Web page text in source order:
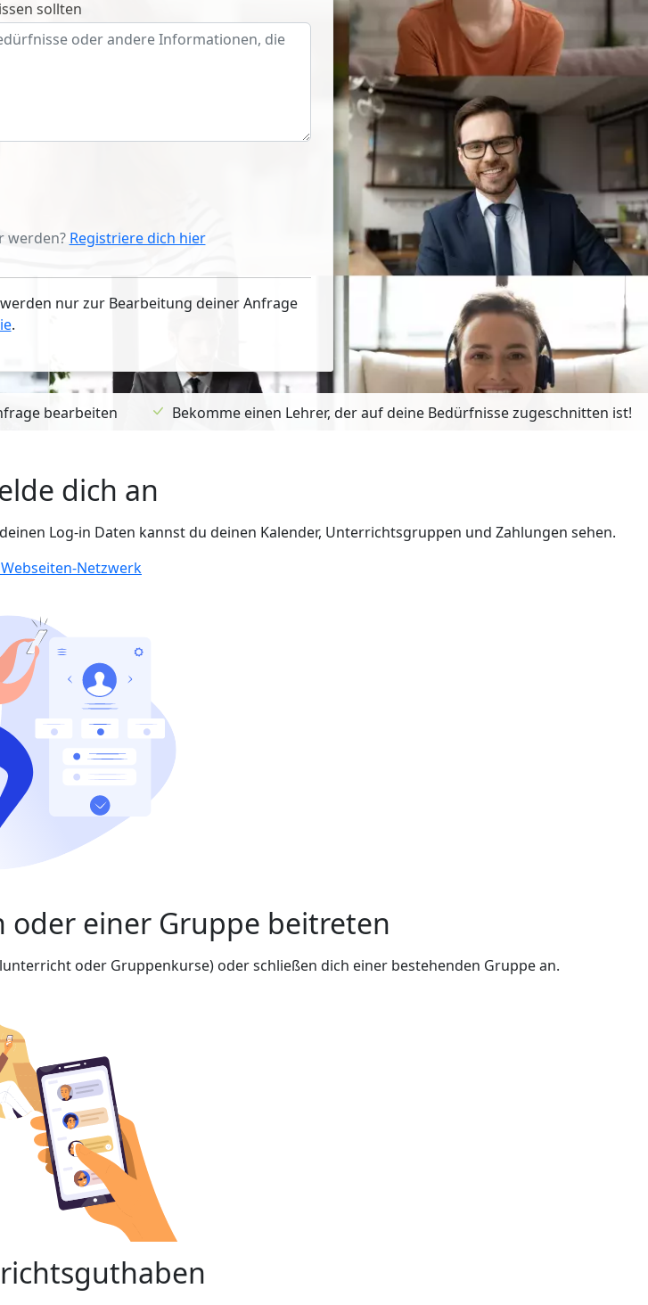
sollten
werden? Registriere dich hier
nur zur Bearbeitung deiner Anfrage
.
bearbeiten Bekomme einen Lehrer, der auf deine Bedürfnisse zugeschnitten ist!
dich an
Log-in Daten kannst du deinen Kalender, Unterrichtsgruppen und Zahlungen sehen.
Netzwerk
einer Gruppe beitreten
oder Gruppenkurse) oder schließen dich einer bestehenden Gruppe an.